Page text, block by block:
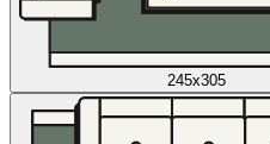
245x305